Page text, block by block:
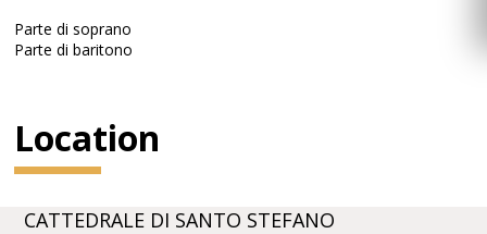
Parte di soprano
Parte di baritono
Location
CATTEDRALE DI SANTO STEFANO